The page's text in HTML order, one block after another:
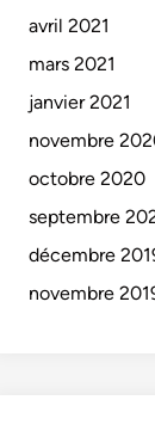
avril 2021
mars 2021
janvier 2021
novembre
octobre 2020
septembre
décembre
novembre